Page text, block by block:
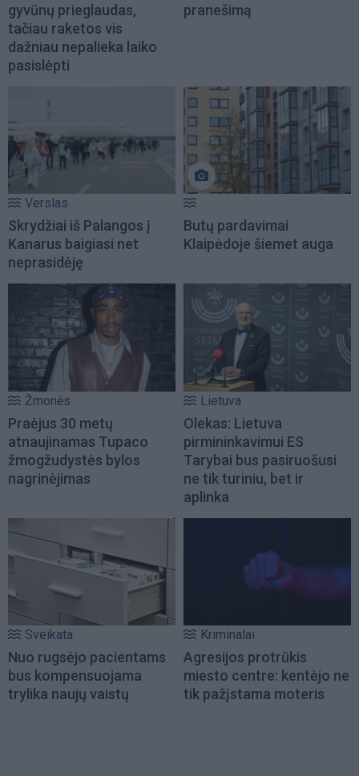
gyvūnų prieglaudas,
tačiau raketos vis
dažniau nepalieka laiko
pasislėpti
pranešimą
Verslas
Skrydžiai iš Palangos į
Kanarus baigiasi net
neprasidėję
Butų pardavimai
Klaipėdoje šiemet auga
Žmonės
Praėjus 30 metų
atnaujinamas Tupaco
žmogžudystės bylos
nagrinėjimas
Lietuva
Olekas: Lietuva
pirmininkavimui ES
Tarybai bus pasiruošusi
ne tik turiniu, bet ir
aplinka
Sveikata
Nuo rugsėjo pacientams
bus kompensuojama
trylika naujų vaistų
Kriminalai
Agresijos protrūkis
miesto centre: kentėjo ne
tik pažįstama moteris